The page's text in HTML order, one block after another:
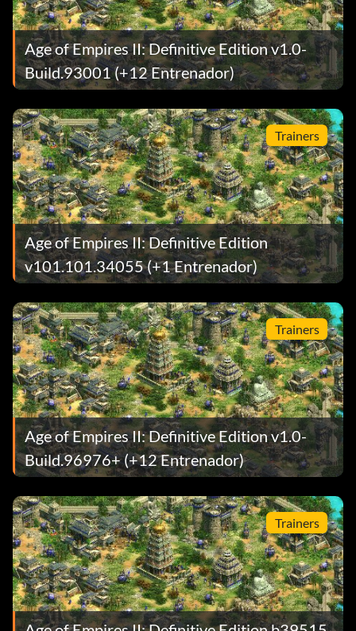
Age of Empires II: Definitive Edition v1.0-
Build.93001 (+12 Entrenador)
Trainers
Age of Empires II: Definitive Edition
v101.101.34055 (+1 Entrenador)
Trainers
Age of Empires II: Definitive Edition v1.0-
Build.96976+ (+12 Entrenador)
Trainers